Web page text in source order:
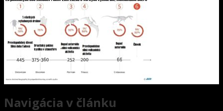
Navigácia v článku